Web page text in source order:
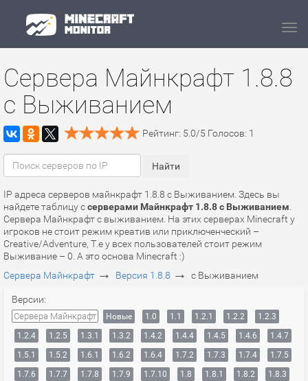
Сервера Майнкрафт 1.8.8
с Выживанием
Рейтинг: 5.0/5 Голосов: 1
IP адреса серверов майнкрафт 1.8.8 с Выживанием. Здесь вы
найдете таблицу ссерверами Майнкрафт 1.8.8 с Выживанием
Сервера Майнкрафт с выживанием. На этих серверах Minecraft у
игроков не стоит режим креатив или приключенческий –
Creative/Adventure, Т.е у всех пользователей стоит режим
Выживание – 0. А это основа Minecraft :)
Сервера Майнкрафт → Версия 1.8.8 → с Выживанием
Версии:
Сервера Майнкрафт Новые 1.0 1.1 1.2.1 1.2.2
1.2.3
1.2.4
1.2.5 1.3.1 1.3.2 1.4.2 1.4.4 1.4.5 1.4.6
1.4.7
1.5.1
1.5.2 1.6.1 1.6.2 1.6.4 1.7.2 1.7.3 1.7.4
1.7.5
1.7.6
1.7.7 1.7.8 1.7.9 1.7.10 1.8 1.8.1 1.8.2
1.8.3